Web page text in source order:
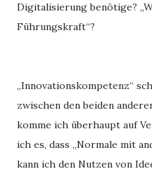
Digitalisierung benötige?
Führungskraft“?
„ Innovationskompetenz“
zwischen den beiden
komme ich überhaupt auf
ich es, dass „Normale mit
kann ich den Nutzen von